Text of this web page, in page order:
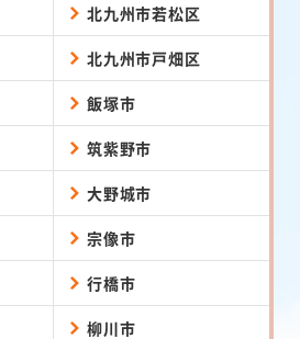
北九州市若松区
北九州市戸畑区
飯塚市
筑紫野市
大野城市
宗像市
行橋市
柳川市